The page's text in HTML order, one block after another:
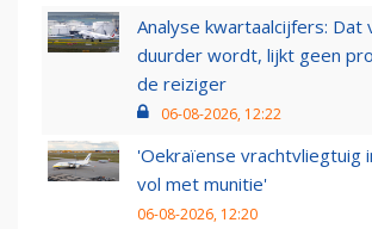
Analyse kwartaalcijfers: Dat
duurder wordt, lijkt geen
de reiziger
06-08-2026, 12:22
'Oekraïense vrachtvliegtuig
vol met munitie'
06-08-2026, 12:20